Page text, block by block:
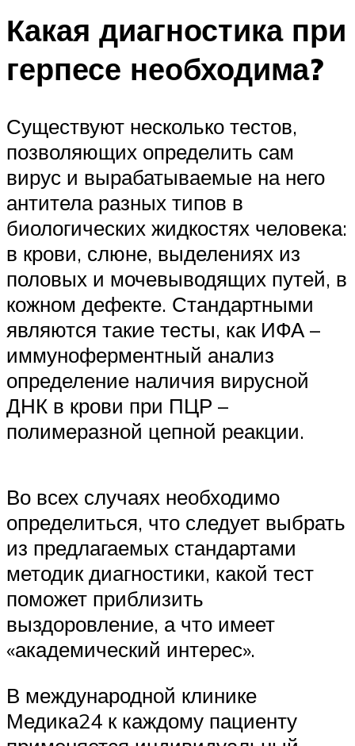
Какая диагностика при
герпесе необходима?
Существуют несколько тестов,
позволяющих определить сам
вирус и вырабатываемые на него
антитела разных типов в
биологических жидкостях человека:
в крови, слюне, выделениях из
половых и мочевыводящих путей, в
кожном дефекте. Стандартными
являются такие тесты, как ИФА –
иммуноферментный анализ
определение наличия вирусной
ДНК в крови при ПЦР –
полимеразной цепной реакции.
Во всех случаях необходимо
определиться, что следует выбрать
из предлагаемых стандартами
методик диагностики, какой тест
поможет приблизить
выздоровление, а что имеет
«академический интерес».
В международной клинике
Медика24 к каждому пациенту